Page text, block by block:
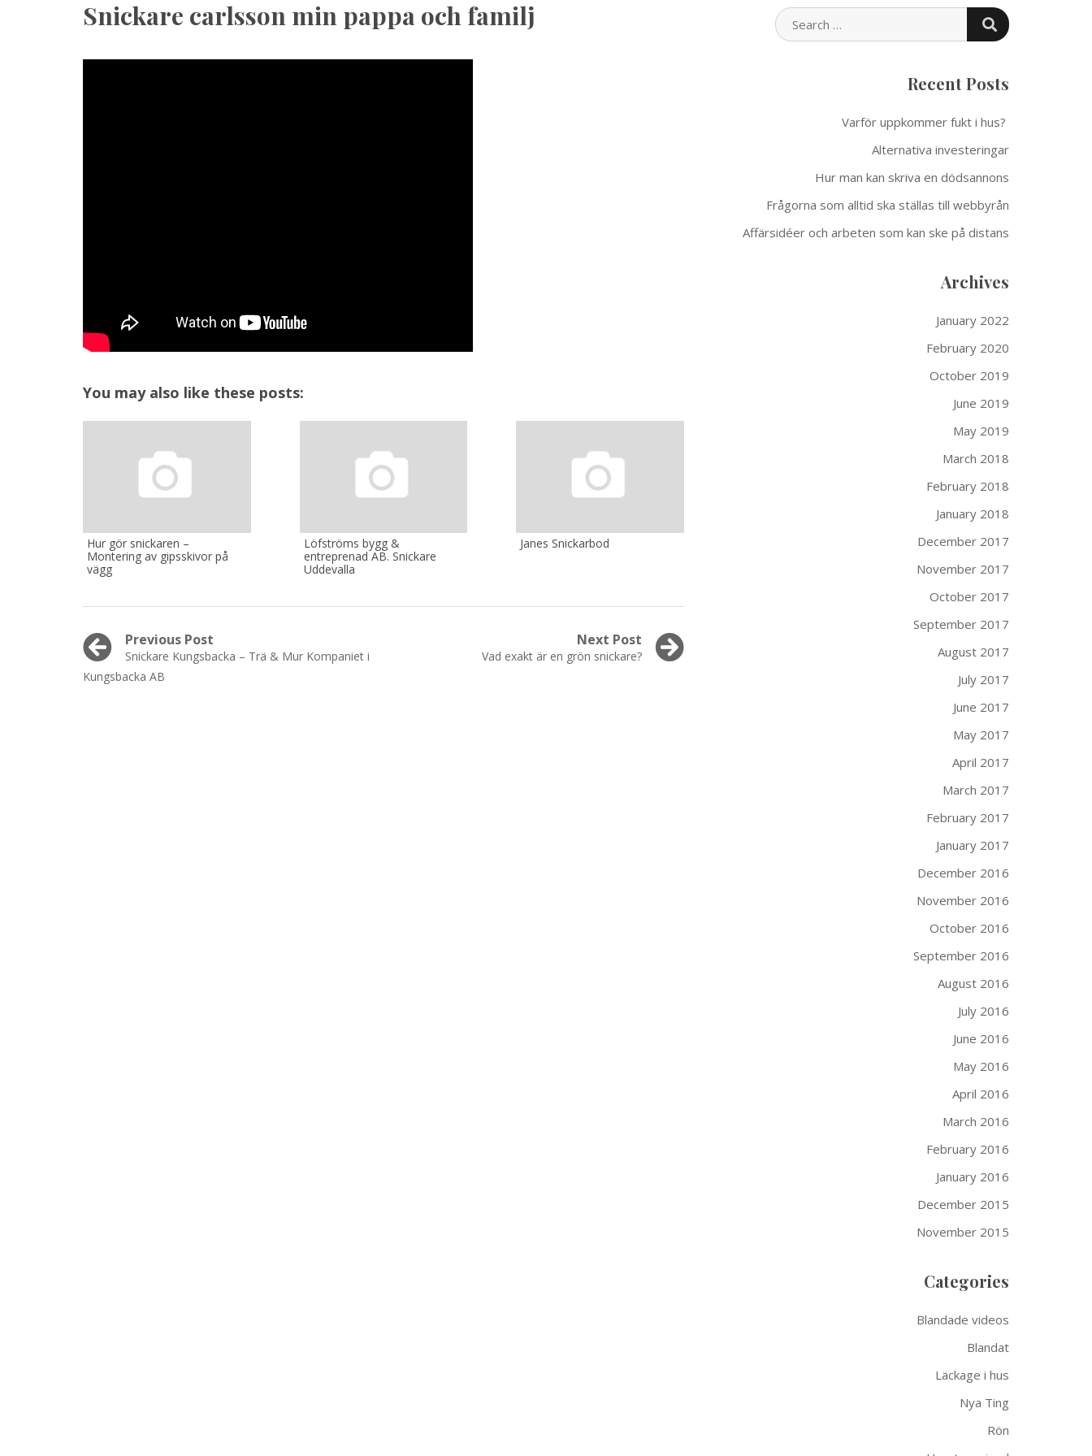
Snickare carlsson min pappa och familj
You may also like these posts:
Hur gör snickaren –
Montering av gipsskivor på
vägg
Löfströms bygg &
entreprenad AB. Snickare
Uddevalla
Janes Snickarbod
Post
navigation
Previous Post
Previous
post:
Snickare Kungsbacka – Trä & Mur Kompaniet i
Kungsbacka AB
Next Post
Next
Vad exakt är en grön snickare?
SEARCH
FOR:
SEARCH
Recent Posts
Varför uppkommer fukt i hus?
Alternativa investeringar
Hur man kan skriva en dödsannons
Frågorna som alltid ska ställas till webbyrån
Affärsidéer och arbeten som kan ske på distans
Archives
January 2022
February 2020
October 2019
June 2019
May 2019
March 2018
February 2018
January 2018
December 2017
November 2017
October 2017
September 2017
August 2017
July 2017
June 2017
May 2017
April 2017
March 2017
February 2017
January 2017
December 2016
November 2016
October 2016
September 2016
August 2016
July 2016
June 2016
May 2016
April 2016
March 2016
February 2016
January 2016
December 2015
November 2015
Categories
Blandade videos
Blandat
Läckage i hus
Nya Ting
Rön